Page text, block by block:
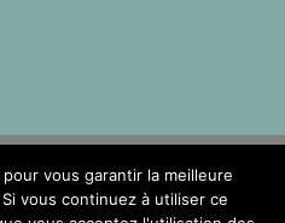
vous garantir la meilleure
vous continuez à utiliser ce